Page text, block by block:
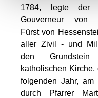
1784, legte der
Gouverneur von
Fürst von
aller Zivil - und
den
katholischen
folgenden Jahr,
durch Pfarrer